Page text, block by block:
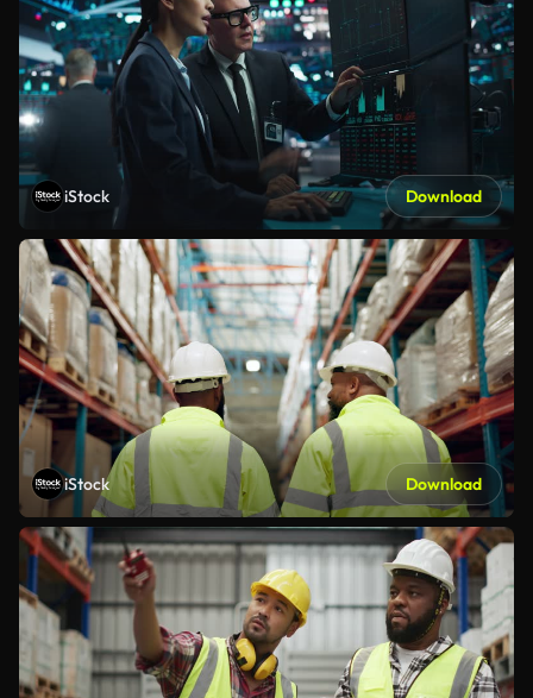
iStock Download
iStock Download